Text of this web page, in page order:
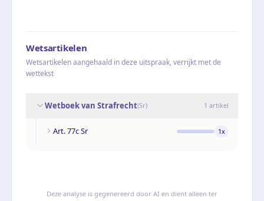
Wetsartikelen
Wetsartikelen aangehaald in deze uitspraak, verrijkt met de
wettekst
Wetboek van Strafrecht(Sr) 1 artikel
Art. 77c Sr 1x
Deze analyse is gegenereerd door AI en dient alleen ter